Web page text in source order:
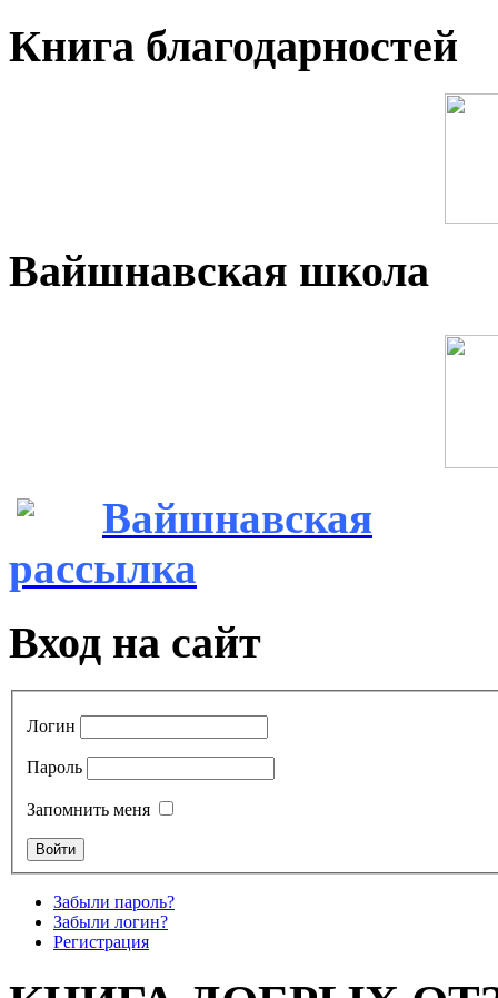
Книга благодарностей
Вайшнавская школа
Вайшнавская
рассылка
Вход на сайт
Логин
Пароль
Запомнить меня
Забыли пароль?
Забыли логин?
Регистрация